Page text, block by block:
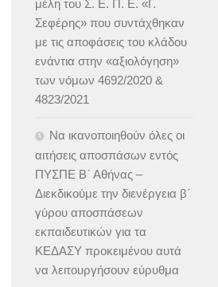
μέλη του Σ. Ε. Π. Ε. «Γ.
Σεφέρης» που συντάχθηκαν
με τις αποφάσεις του κλάδου
ενάντια στην «αξιολόγηση»
των νόμων 4692/2020 &
4823/2021
Να ικανοποιηθούν όλες οι
αιτήσεις αποσπάσων εντός
ΠΥΣΠΕ Β΄ Αθήνας –
Διεκδικούμε την διενέργεια β΄
γύρου αποσπάσεων
εκπαιδευτικών για τα
ΚΕΔΑΣΥ προκειμένου αυτά
να λειτουργήσουν εύρυθμα